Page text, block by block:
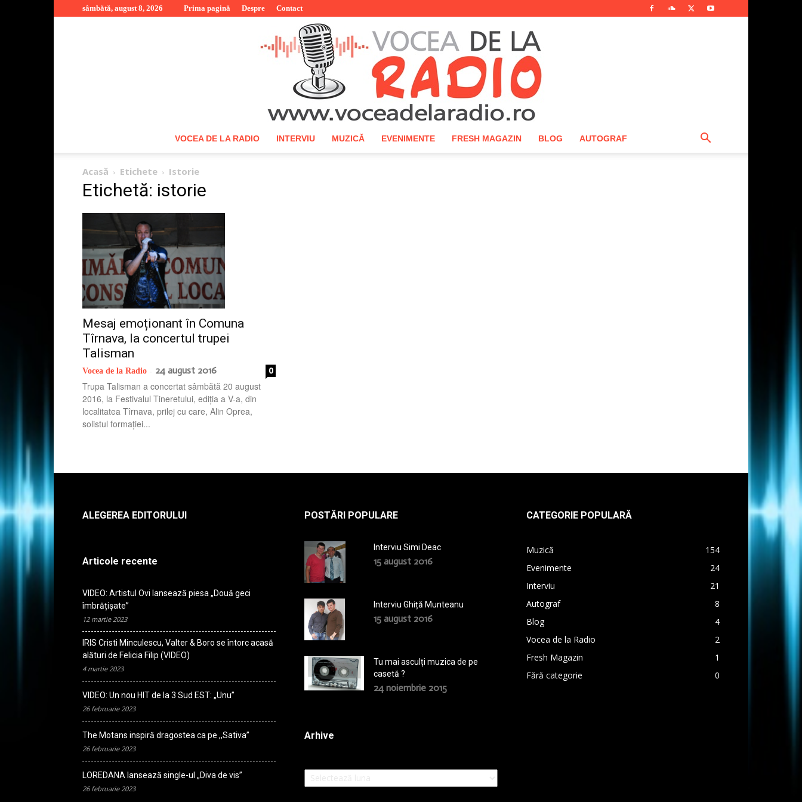
sâmbătă, august 8, 2026 Prima pagină Despre Contact
VOCEA DE LA RADIO INTERVIU MUZICĂ EVENIMENTE FRESH MAGAZIN BLOG AUTOGRAF
Acasă Etichete Istorie
Etichetă: istorie
Mesaj emoționant în Comuna
Tîrnava, la concertul trupei
Talisman
Vocea de la Radio - 24 august 2016 0
Trupa Talisman a concertat sâmbătă 20 august
2016, la Festivalul Tineretului, ediția a V-a, din
localitatea Tîrnava, prilej cu care, Alin Oprea,
solistul formației...
ALEGEREA EDITORULUI
Articole recente
VIDEO: Artistul Ovi lansează piesa „Două geci
îmbrățișate”
12 martie 2023
IRIS Cristi Minculescu, Valter & Boro se întorc acasă
alături de Felicia Filip (VIDEO)
4 martie 2023
VIDEO: Un nou HIT de la 3 Sud EST: „Unu”
26 februarie 2023
The Motans inspiră dragostea ca pe ,,Sativa”
26 februarie 2023
LOREDANA lansează single-ul „Diva de vis”
26 februarie 2023
POSTĂRI POPULARE
Interviu Simi Deac
15 august 2016
Interviu Ghiță Munteanu
15 august 2016
Tu mai asculți muzica de pe
casetă ?
24 noiembrie 2015
Arhive
Arhive
CATEGORIE POPULARĂ
Muzică
154
Evenimente
24
Interviu
21
Autograf
8
Blog
4
Vocea de la Radio
2
Fresh Magazin
1
Fără categorie
0